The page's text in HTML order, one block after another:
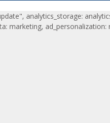
analytics_storage:
marketing, ad_personalization: